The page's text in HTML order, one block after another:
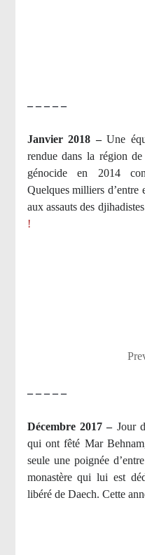
– – – – –
Janvier 2018 –Une
rendue dans la région
génocide en 2014
Quelques milliers d’entre
aux assauts des
!
– – – – –
Décembre 2017 – Jour
qui ont fêté Mar
seule une poignée
monastère qui lui est
libéré de Daech. Cette